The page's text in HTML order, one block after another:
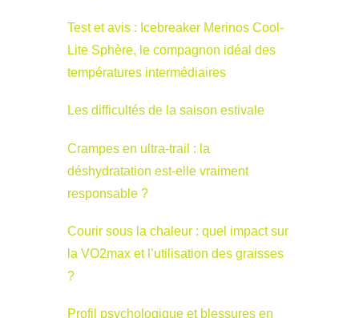
Test et avis : Icebreaker Merinos Cool-
Lite Sphère, le compagnon idéal des
températures intermédiaires
Les difficultés de la saison estivale
Crampes en ultra-trail : la
déshydratation est-elle vraiment
responsable ?
Courir sous la chaleur : quel impact sur
la VO2max et l’utilisation des graisses
?
Profil psychologique et blessures en